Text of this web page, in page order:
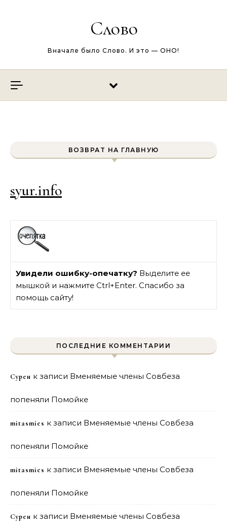
Слово
Вначале было Слово. И это — ОНО!
ВОЗВРАТ НА ГЛАВНУЮ
syur.info
Увидели ошибку-опечатку? Выделите ее
мышкой и нажмите Ctrl+Enter. Спасибо за
помощь сайту!
ПОСЛЕДНИЕ КОММЕНТАРИИ
Сурен к записи Вменяемые члены Совбеза
попеняли Помойке
mitasmies к записи Вменяемые члены Совбеза
попеняли Помойке
mitasmies к записи Вменяемые члены Совбеза
попеняли Помойке
Сурен к записи Вменяемые члены Совбеза